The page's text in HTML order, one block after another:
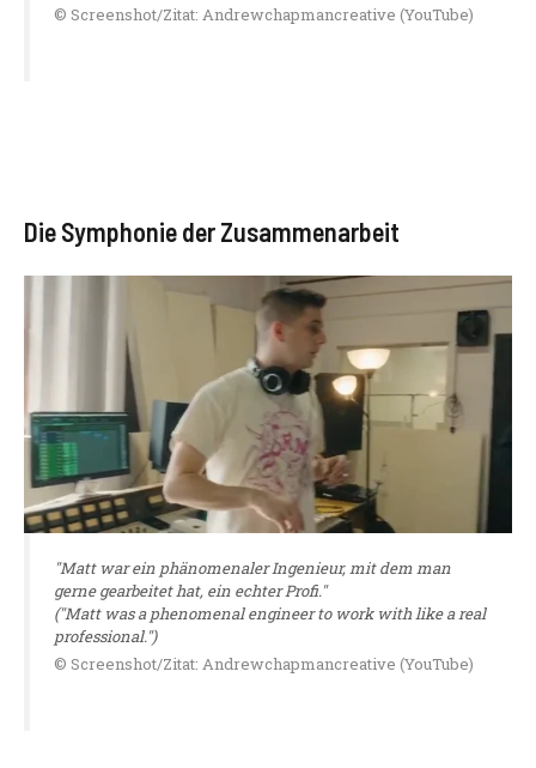
© Screenshot/Zitat: Andrewchapmancreative (YouTube)
Die Symphonie der Zusammenarbeit
"Matt war ein phänomenaler Ingenieur, mit dem man
gerne gearbeitet hat, ein echter Profi."
("Matt was a phenomenal engineer to work with like a real
professional.")
© Screenshot/Zitat: Andrewchapmancreative (YouTube)